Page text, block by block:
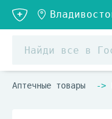
Аптечные товары